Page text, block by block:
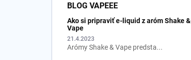
BLOG VAPEEE
Ako si pripraviť e-liquid z aróm Shake &
Vape
21.4.2023
Arómy Shake & Vape predsta...